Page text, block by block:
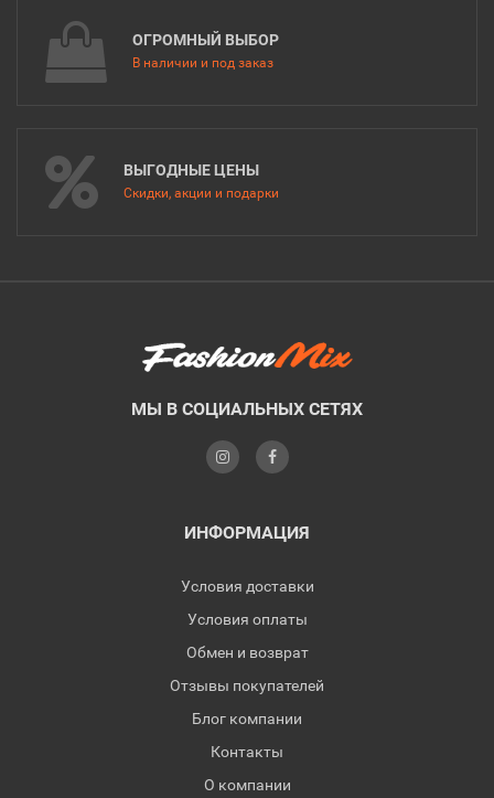
ОГРОМНЫЙ ВЫБОР
В наличии и под заказ
ВЫГОДНЫЕ ЦЕНЫ
Скидки, акции и подарки
МЫ В СОЦИАЛЬНЫХ СЕТЯХ
ИНФОРМАЦИЯ
Условия доставки
Условия оплаты
Обмен и возврат
Отзывы покупателей
Блог компании
Контакты
О компании